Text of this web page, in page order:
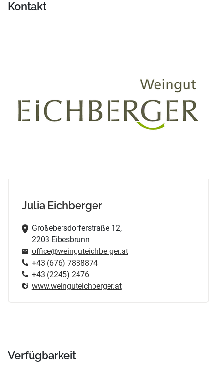
Kontakt
Julia Eichberger
Großebersdorferstraße 12,
2203 Eibesbrunn
office@weinguteichberger.at
+43 (676) 7888874
+43 (2245) 2476
www.weinguteichberger.at
Verfügbarkeit